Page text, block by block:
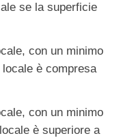
se la superficie
con un minimo
è compresa
con un minimo
è superiore a